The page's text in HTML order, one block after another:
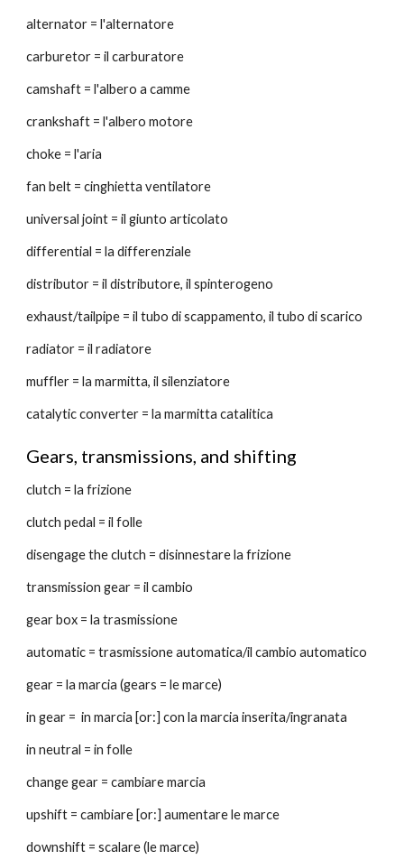
alternator = l'alternatore
carburetor = il carburatore
camshaft = l'albero a camme
crankshaft = l'albero motore
choke = l'aria
fan belt = cinghietta ventilatore
universal joint = il giunto articolato
differential = la differenziale
distributor = il distributore, il spinterogeno
exhaust/tailpipe = il tubo di scappamento, il tubo di scarico
radiator = il radiatore
muffler = la marmitta, il silenziatore
catalytic converter = la marmitta catalitica
Gears, transmissions, and shifting
clutch = la frizione
clutch pedal = il folle
disengage the clutch = disinnestare la frizione
transmission gear = il cambio
gear box = la trasmissione
automatic = trasmissione automatica/il cambio automatico
gear = la marcia (gears = le marce)
in gear =  in marcia [or:] con la marcia inserita/ingranata
in neutral = in folle
change gear = cambiare marcia
upshift = cambiare [or:] aumentare le marce
downshift = scalare (le marce)